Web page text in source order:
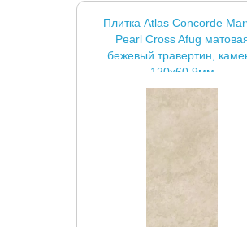
Плитка Atlas Concorde
Pearl Cross Afug
бежевый травертин,
120x60 9мм